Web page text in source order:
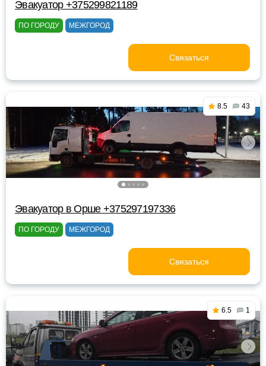
Эвакуатор +375299821189
ПО ГОРОДУ МЕЖГОРОД
Связаться
8.5 43
Эвакуатор в Орше +375297197336
ПО ГОРОДУ МЕЖГОРОД
Связаться
6.5 1